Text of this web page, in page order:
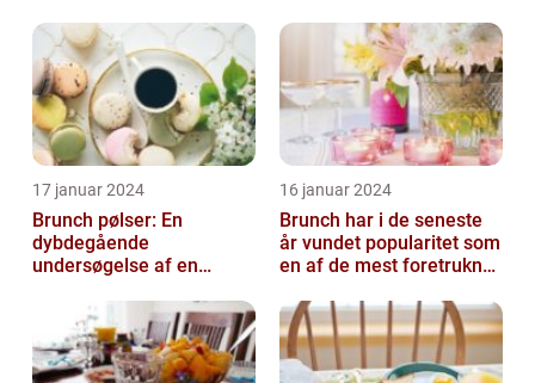
17 januar 2024
Brunch pølser: En
dybdegående
undersøgelse af en
drikkeentusiaster
16 januar 2024
Brunch har i de seneste
år vundet popularitet som
en af de mest foretrukne
drik...